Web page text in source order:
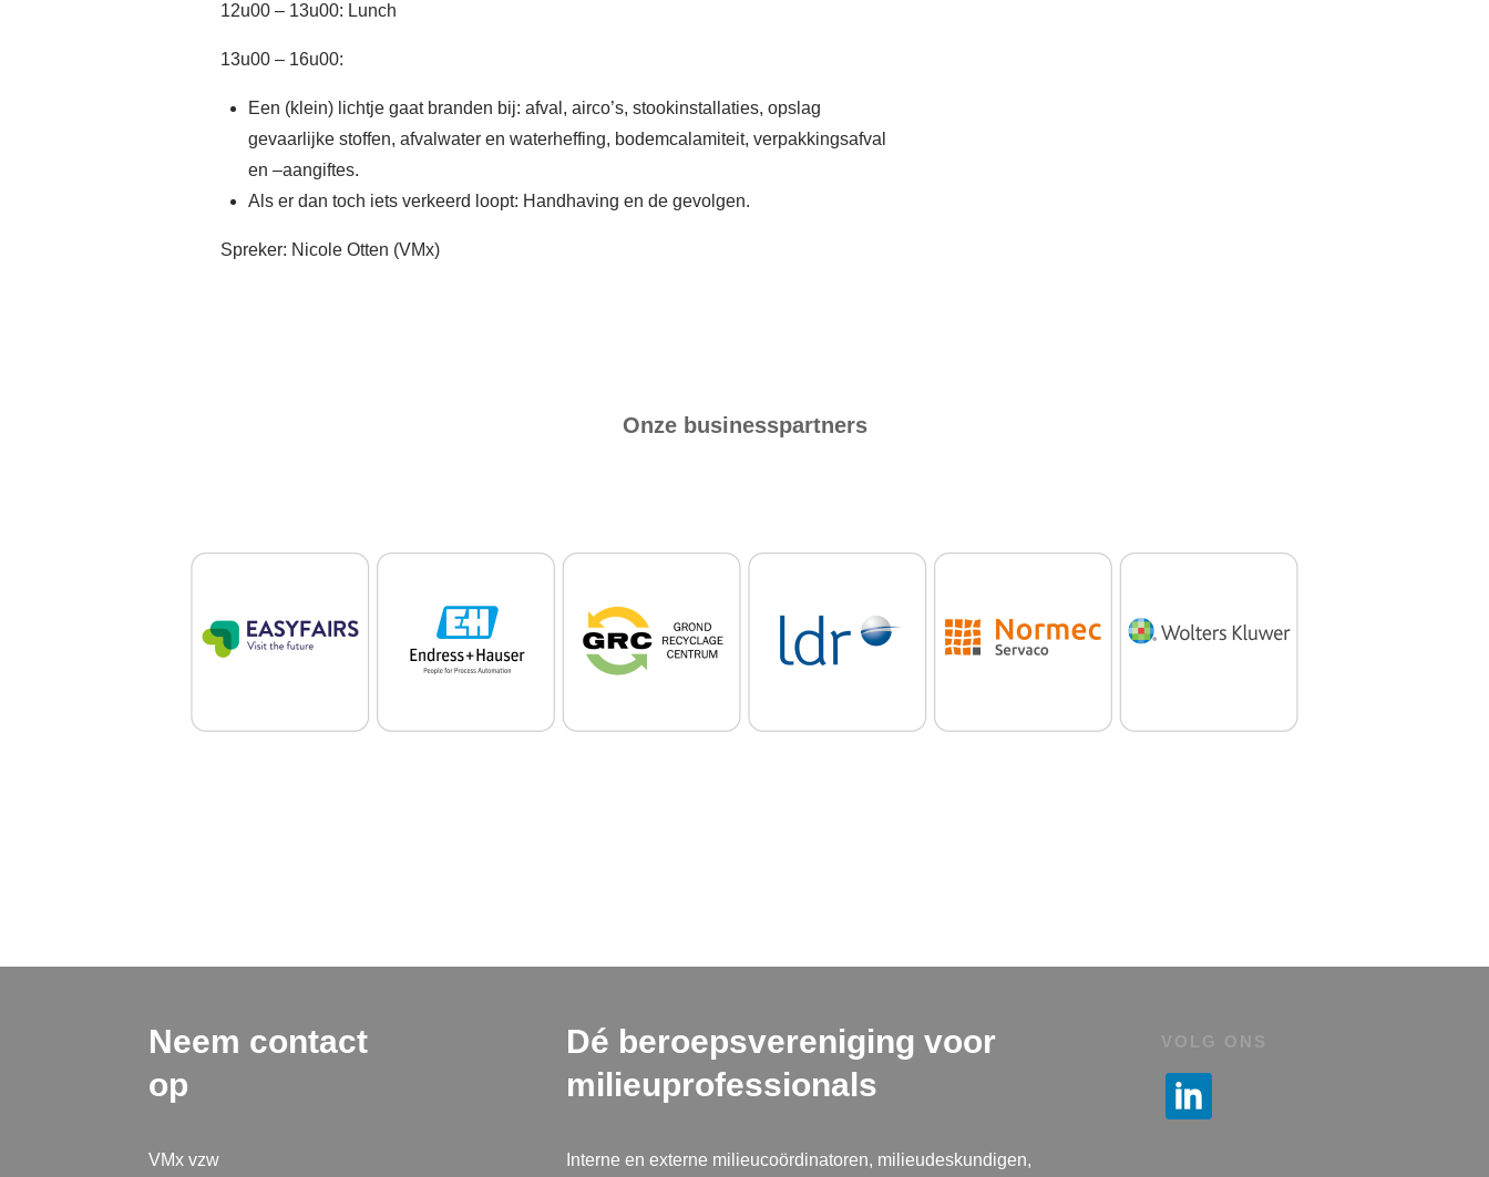
12u00 – 13u00: Lunch
13u00 – 16u00:
Een (klein) lichtje gaat branden bij: afval, airco’s, stookinstallaties, opslag
gevaarlijke stoffen, afvalwater en waterheffing, bodemcalamiteit, verpakkingsafval
en –aangiftes.
Als er dan toch iets verkeerd loopt: Handhaving en de gevolgen.
Spreker: Nicole Otten (VMx)
Onze businesspartners
Neem contact
op
VMx vzw
Dé beroepsvereniging voor
milieuprofessionals
Interne en externe milieucoördinatoren, milieudeskundigen,